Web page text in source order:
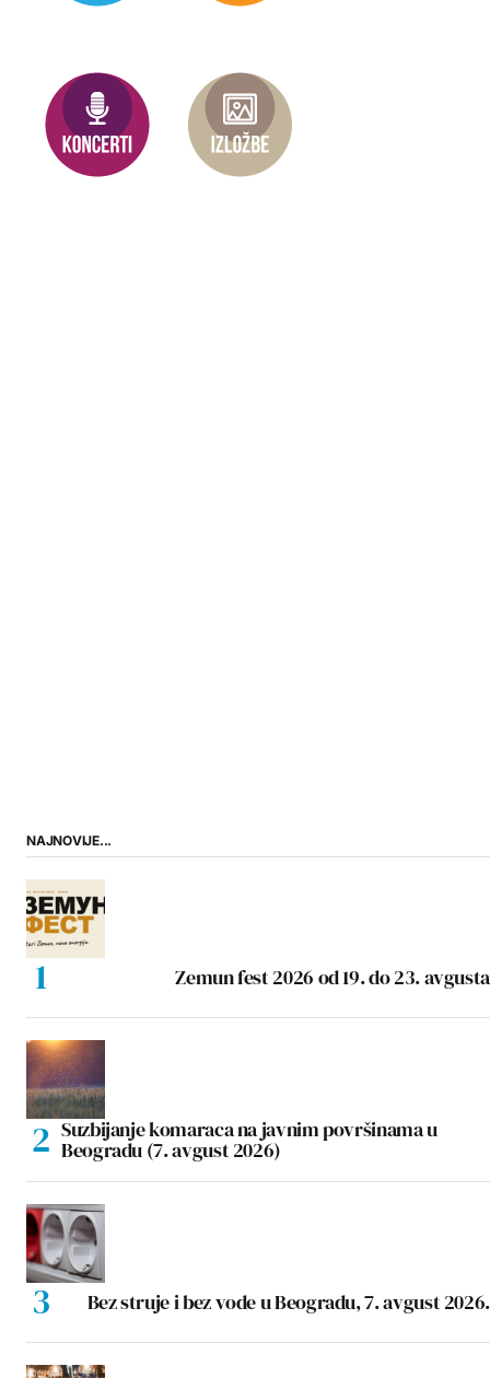
NAJNOVIJE...
Zemun fest 2026 od 19. do 23. avgusta
Suzbijanje komaraca na javnim površinama u
Beogradu (7. avgust 2026)
Bez struje i bez vode u Beogradu, 7. avgust 2026.